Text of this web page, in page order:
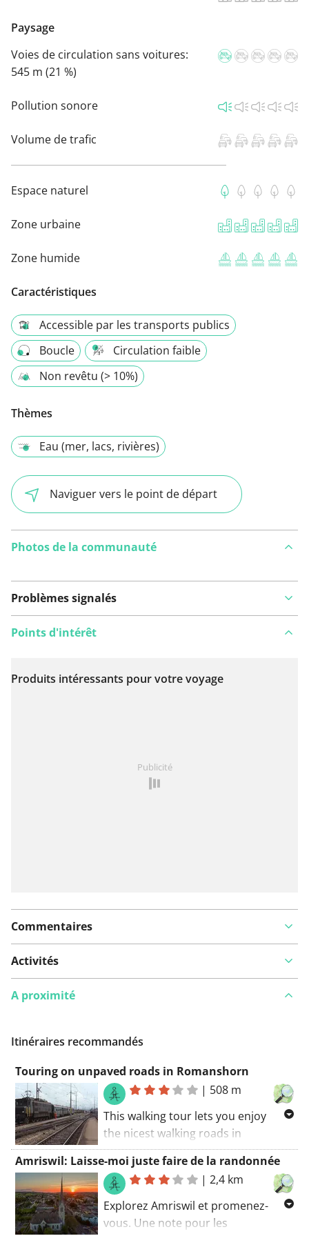
Paysage
Voies de circulation sans voitures:
545 m (21 %)
Pollution sonore
Volume de trafic
Espace naturel
Zone urbaine
Zone humide
Caractéristiques
Accessible par les transports publics
Boucle
Circulation faible
Non revêtu (> 10%)
Thèmes
Eau (mer, lacs, rivières)
Naviguer vers le point de départ
Photos de la communauté
Problèmes signalés
Voir sur la carte
Points d'intérêt
Produits intéressants pour votre voyage
Publicité
Commentaires
Activités
A proximité
Itinéraires recommandés
Touring on unpaved roads in Romanshorn
| 508 m
This walking tour lets you enjoy
the nicest walking roads in
Romanshorn. Some bumpy roads
along this walking route. The walking
route starts at the car park.. A part
of the route is unpaved. GR trails
coincide with this route.
Amriswil: Laisse-moi juste faire de la randonnée
|2,4 km
Explorez Amriswil et promenez-
vous. Une note pour les